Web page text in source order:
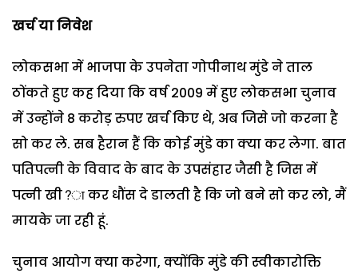
खर्च या निवेश
लोकसभा में भाजपा के उपनेता गोपीनाथ मुंडे ने ताल
ठोंकते हुए कह दिया कि वर्ष 2009 में हुए लोकसभा चुनाव
में उन्होंने 8 करोड़ रुपए खर्च किए थे, अब जिसे जो करना है
सो कर ले. सब हैरान हैं कि कोई मुंडे का क्या कर लेगा. बात
पतिपत्नी के विवाद के बाद के उपसंहार जैसी है जिस में
पत्नी खी?ा कर धौंस दे डालती है कि जो बने सो कर लो, मैं
मायके जा रही हूं.
चुनाव आयोग क्या करेगा, क्योंकि मुंडे की स्वीकारोक्ति